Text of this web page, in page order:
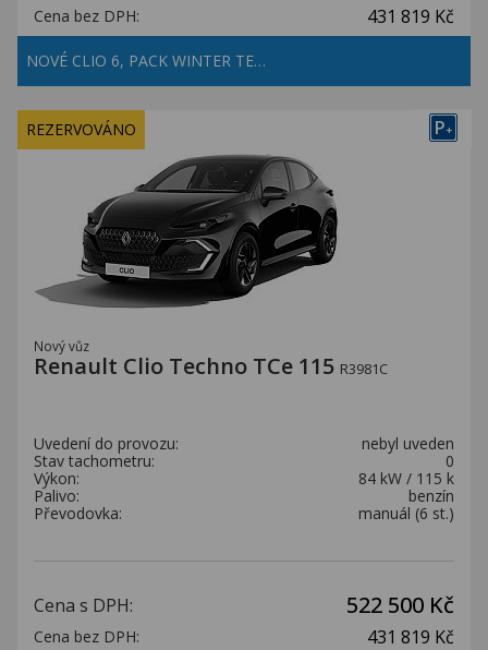
Cena bez DPH: 431 819 Kč
NOVÉ CLIO 6, PACK WINTER TE…
P+
REZERVOVÁNO
Nový vůz
Renault Clio Techno TCe 115 R3981C
Uvedení do provozu:
nebyl uveden
Stav tachometru:
0
Výkon:
84 kW / 115 k
Palivo:
benzín
Převodovka:
manuál (6 st.)
Cena s DPH: 522 500 Kč
Cena bez DPH: 431 819 Kč